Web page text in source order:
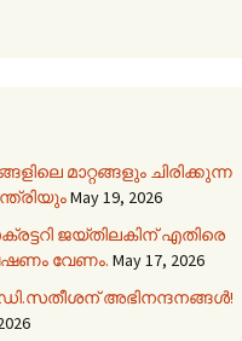
മാറ്റങ്ങളും ചിരിക്കുന്ന
May 19, 2026
ജയ്തിലകിന് എതിരെ
വേണം. May 17, 2026
അഭിനന്ദനങ്ങൾ!